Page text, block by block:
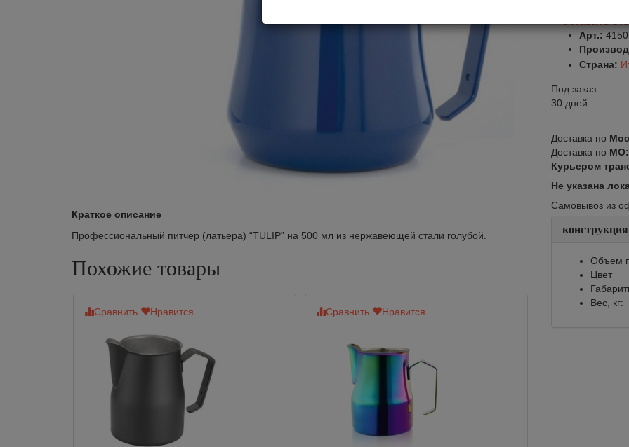
Краткое описание
Профессиональный питчер (латьера) “TULIP” на 500 мл из нержавеющей стали голубой.
Похожие товары
Сравнить Нравится Сравнить Нравится
Арт.: 4150
Страна:
Под заказ:
30 дней
Доставка по
Доставка по МО:
Курьером
Не указана
Самовывоз из
конструкция
Объем
Цвет
Вес, кг: